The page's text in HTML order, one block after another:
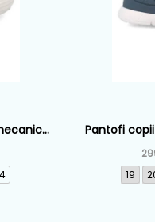
Pantofi
19